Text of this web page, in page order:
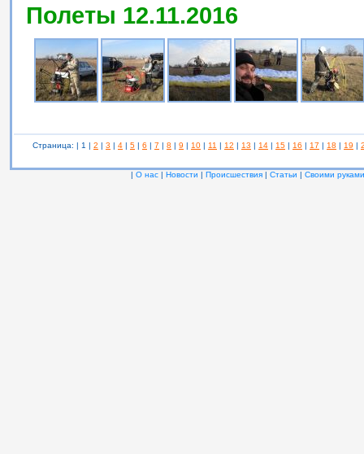
Полеты 12.11.2016
Страница: | 1 | 2 | 3 | 4 | 5 | 6 | 7 | 8 | 9 | 10 | 11 | 12 | 13 | 14 | 15 | 16 | 17 | 18 | 19 |
| О нас | Новости | Происшествия | Статьи | Своими руками